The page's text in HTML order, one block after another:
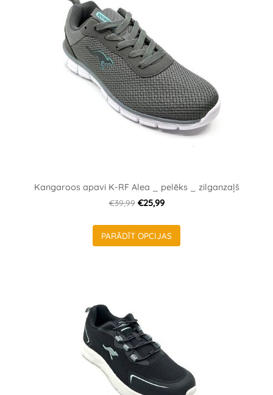
Kangaroos apavi K-RF Alea _ pelēks _ zilganzaļš
€39,99 €25,99
PARĀDĪT OPCIJAS